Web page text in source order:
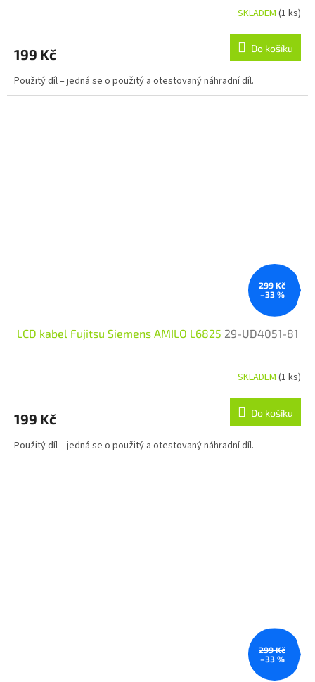
SKLADEM (1 ks)
199 Kč Do košíku
Použitý díl – jedná se o použitý a otestovaný náhradní díl.
299 Kč
–33 %
LCD kabel Fujitsu Siemens AMILO L6825 29-UD4051-81
SKLADEM (1 ks)
199 Kč Do košíku
Použitý díl – jedná se o použitý a otestovaný náhradní díl.
299 Kč
–33 %